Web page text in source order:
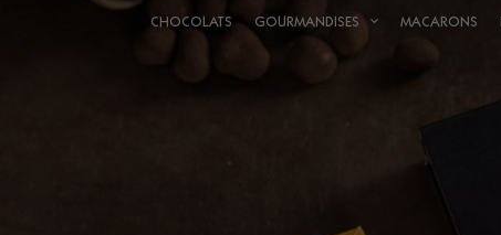
CHOCOLATS GOURMANDISES MACARONS